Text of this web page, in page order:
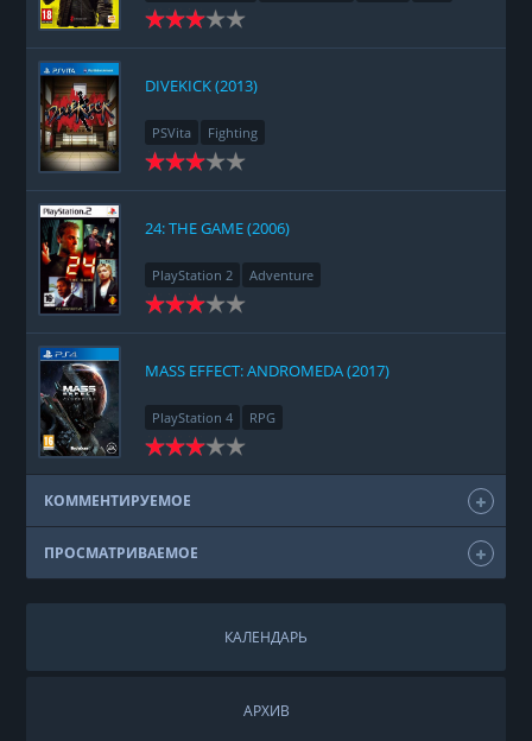
Racing
Adventure
DIVEKICK (2013)
PSVita Fighting
24: THE GAME (2006)
PlayStation 2 Adventure
MASS EFFECT: ANDROMEDA (2017)
PlayStation 4 RPG
КОММЕНТИРУЕМОЕ
ПРОСМАТРИВАЕМОЕ
КАЛЕНДАРЬ
АРХИВ